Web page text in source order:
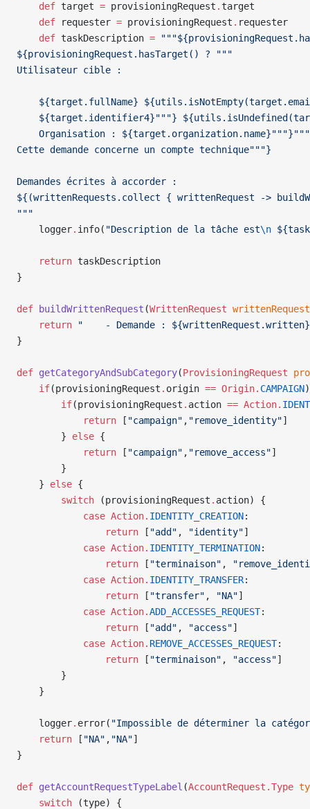
    def
target = provisioningRequest . target
    def
requester = provisioningRequest . requester
    def
taskDescription =
${provisioningRequest.hasTarget() ? """
Utilisateur cible :
${target.fullName}
${target.identifier4}"""}
Organisation :
Cette demande concerne un compte technique"""}
Demandes écrites à accorder :
${(writtenRequests.collect { writtenRequest ->
"""
    logger
. info( "Description de la tâche est\n
    return
taskDescription
}
def buildWrittenRequest (WrittenRequest writtenRequest
    return
"    - Demande :
}
def getCategoryAndSubCategory(ProvisioningRequest
    if
(provisioningRequest . origin == Origin. CAMPAIGN
        if
(provisioningRequest . action == Action.
            return
[ "campaign" , "remove_identity"]
        }
else {
            return
[ "campaign" , "remove_access"]
        }
    }
else {
        switch
(provisioningRequest . action) {
            case
Action. IDENTITY_CREATION:
                return
[ "add" , "identity"]
            case
Action. IDENTITY_TERMINATION:
                return
[ "terminaison" ,
            case
Action. IDENTITY_TRANSFER:
                return
[ "transfer" , "NA"]
            case
Action.ADD_ACCESSES_REQUEST:
                return
[ "add" , "access"]
            case
Action. REMOVE_ACCESSES_REQUEST:
                return
[ "terminaison" , "access"]
        }
    }
    logger
. error( "Impossible de déterminer la
    return
[ "NA" , "NA"]
}
def getAccountRequestTypeLabel (AccountRequest.Type
    switch
(type) {